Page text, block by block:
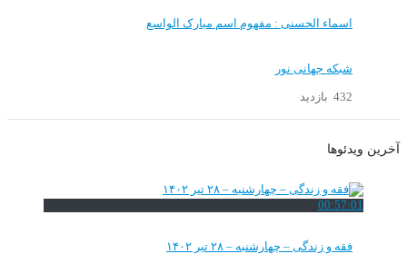
اسماء الحسنی : مفهوم اسم مبارک الواسع
شبکه جهانی نور
432 بازدید
آخرین ویدئوها
00:57:01
فقه و زندگی – چهارشنبه – ۲۸ تیر ۱۴۰۲